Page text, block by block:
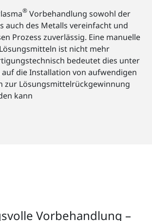
® Vorbehandlung sowohl der
auch des Metalls vereinfacht und
Prozess zuverlässig. Eine manuelle
ist nicht mehr
bedeutet dies unter
auf die Installation von aufwendigen
zur Lösungsmittelrückgewinnung
kann
Vorbehandlung –